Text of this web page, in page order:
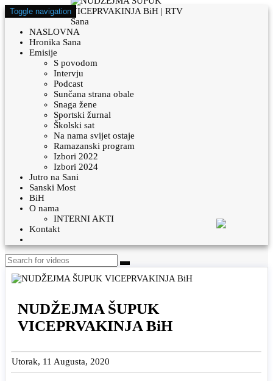
Toggle navigation
NASLOVNA
Hronika Sana
Emisije
S povodom
Intervju
Podcast
Sunčana strana obale
Snaga žene
Sportski žurnal
Školski sat
Na nama svijet ostaje
Ramazanski program
Izbori 2022
Izbori 2024
Jutro na Sani
Sanski Most
BiH
O nama
INTERNI AKTI
Kontakt
NUDŽEJMA ŠUPUK
VICEPRVAKINJA BiH
Utorak, 11 Augusta, 2020